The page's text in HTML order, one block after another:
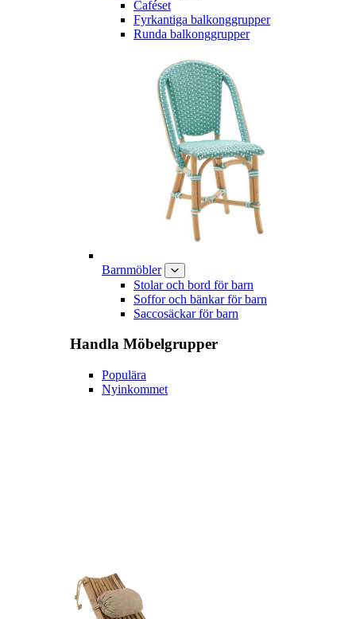
Caféset
Fyrkantiga balkonggrupper
Runda balkonggrupper
Barnmöbler
Stolar och bord för barn
Soffor och bänkar för barn
Saccosäckar för barn
Handla Möbelgrupper
Populära
Nyinkommet